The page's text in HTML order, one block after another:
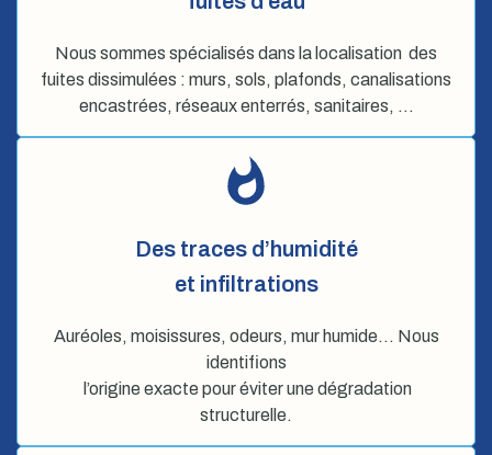
Nous sommes spécialisés dans la localisation des
fuites dissimulées : murs, sols, plafonds, canalisations
encastrées, réseaux enterrés, sanitaires, …
Des traces d’humidité
et infiltrations
Auréoles, moisissures, odeurs, mur humide… Nous
identifions
l’origine exacte pour éviter une dégradation
structurelle.